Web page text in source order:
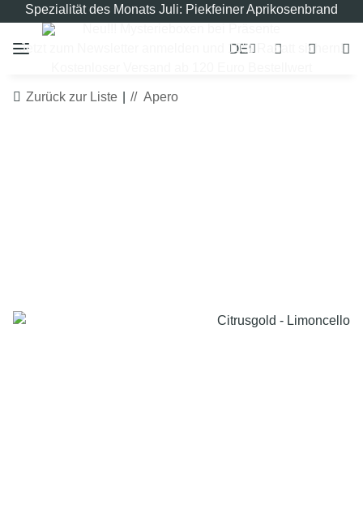
Spezialität des Monats Juli: Piekfeiner Aprikosenbrand
Jetzt zum Newsletter anmelden und 10% Rabatt sichern!
DE
Zurück zur Liste Apero